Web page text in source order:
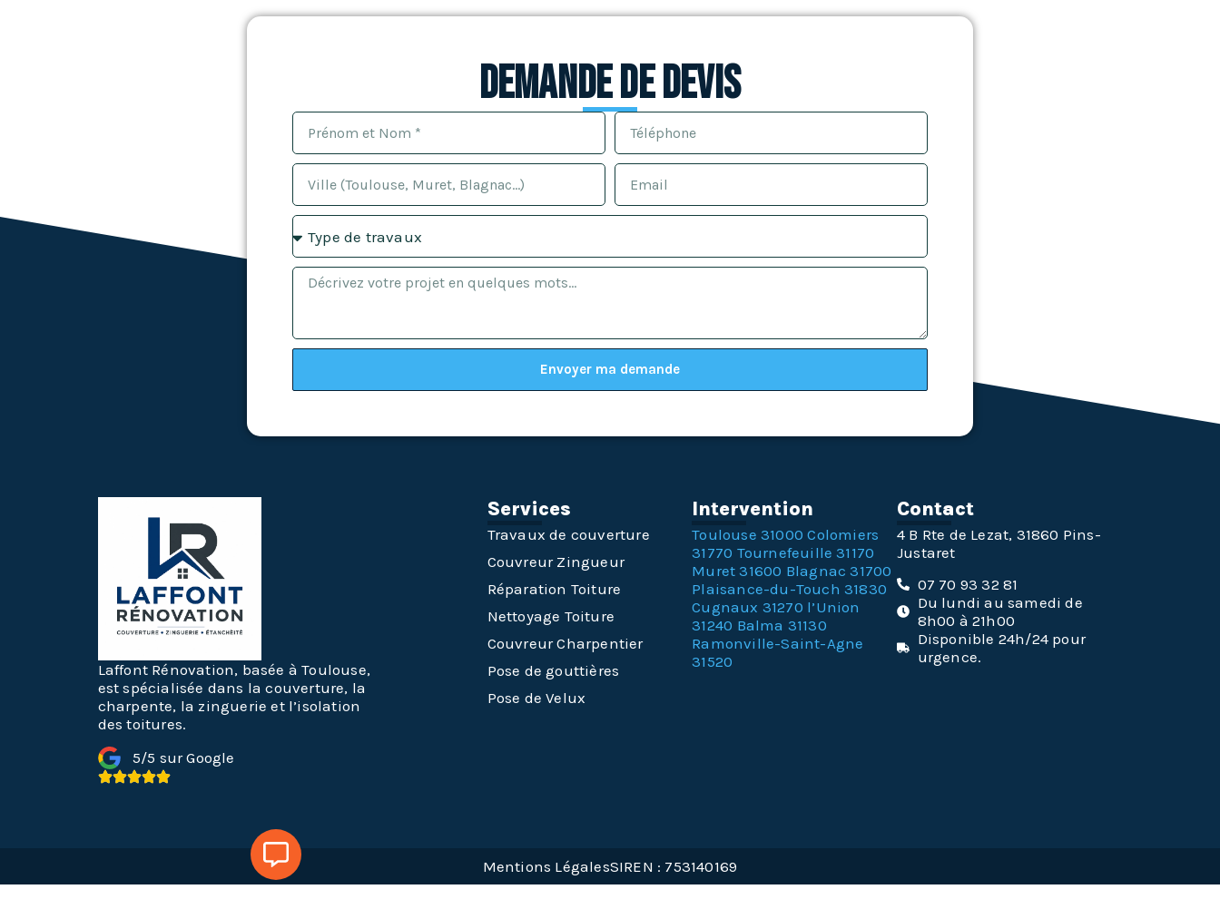
Demande de devis
Envoyer ma demande
Laffont Rénovation, basée à Toulouse,
est spécialisée dans la couverture, la
charpente, la zinguerie et l’isolation
des toitures.
5/5 sur Google
Services
Travaux de couverture
Couvreur Zingueur
Réparation Toiture
Nettoyage Toiture
Couvreur Charpentier
Pose de gouttières
Pose de Velux
Intervention
Toulouse 31000 Colomiers
31770 Tournefeuille 31170
Muret 31600 Blagnac 31700
Plaisance-du-Touch 31830
Cugnaux 31270 l’Union
31240 Balma 31130
Ramonville-Saint-Agne
31520
Contact
4 B Rte de Lezat, 31860 Pins-
Justaret
07 70 93 32 81
Du lundi au samedi de
8h00 à 21h00
Disponible 24h/24 pour
urgence.
Mentions LégalesSIREN : 753140169